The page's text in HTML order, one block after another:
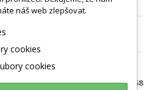
Počet produktů: 58
náš web zlepšovat.
cookies
cookies